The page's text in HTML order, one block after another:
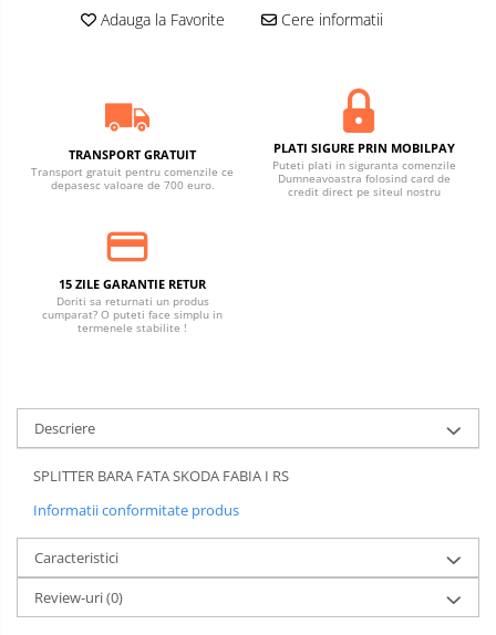
Adauga la Favorite Cere informatii
TRANSPORT GRATUIT
Transport gratuit pentru comenzile ce
depasesc valoare de 700 euro.
PLATI SIGURE PRIN MOBILPAY
Puteti plati in siguranta comenzile
Dumneavoastra folosind card de
credit direct pe siteul nostru
15 ZILE GARANTIE RETUR
Doriti sa returnati un produs
cumparat? O puteti face simplu in
termenele stabilite !
Descriere
SPLITTER BARA FATA SKODA FABIA I RS
Informatii conformitate produs
Caracteristici
Review-uri(0)